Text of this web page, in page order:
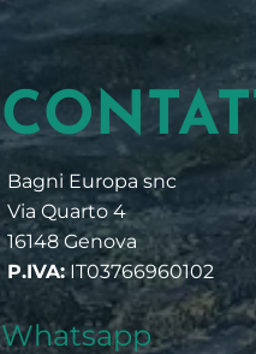
Bagni Europa snc
Via Quarto 4
16148 Genova
P.IVA:IT03766960102
Whatsapp